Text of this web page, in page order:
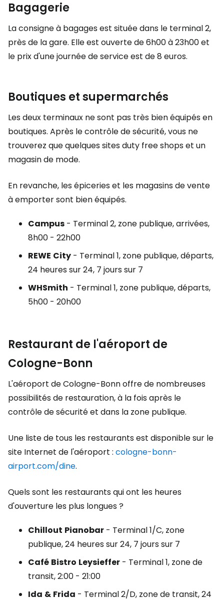
Bagagerie
La consigne à bagages est située dans le terminal 2,
près de la gare. Elle est ouverte de 6h00 à 23h00 et
le prix d'une journée de service est de 8 euros.
Boutiques et supermarchés
Les deux terminaux ne sont pas très bien équipés en
boutiques. Après le contrôle de sécurité, vous ne
trouverez que quelques sitesduty free shopset un
magasin de mode.
En revanche, les épiceries et les magasins de vente
à emporter sont bien équipés.
Campus - Terminal 2, zone publique, arrivées,
8h00 - 22h00
REWE City - Terminal 1, zone publique, départs,
24 heures sur 24, 7 jours sur 7
WHSmith - Terminal 1, zone publique, départs,
5h00 - 20h00
Restaurant de l'aéroport de
Cologne-Bonn
L'aéroport de Cologne-Bonn offre de nombreuses
possibilités de restauration, à la fois après le
contrôle de sécurité et dans la zone publique.
Une liste de tous les restaurants est disponible sur le
site Internet de l'aéroport : cologne-bonn-
airport.com/dine.
Quels sont les restaurants qui ont les heures
d'ouverture les plus longues ?
Chillout Pianobar - Terminal 1/C, zone
publique, 24 heures sur 24, 7 jours sur 7
Café Bistro Leysieffer - Terminal 1, zone de
transit, 2:00 - 21:00
Ida & Frida - Terminal 2/D, zone de transit, 24